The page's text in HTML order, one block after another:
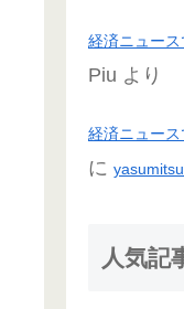
経済ニュー
Piu より
経済ニュー
に
人気記